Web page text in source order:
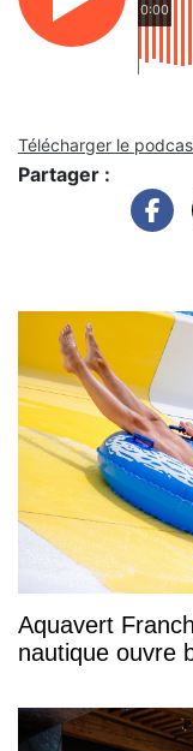
0:00
Télécharger le
Partager :
Aquavert
nautique ouvre